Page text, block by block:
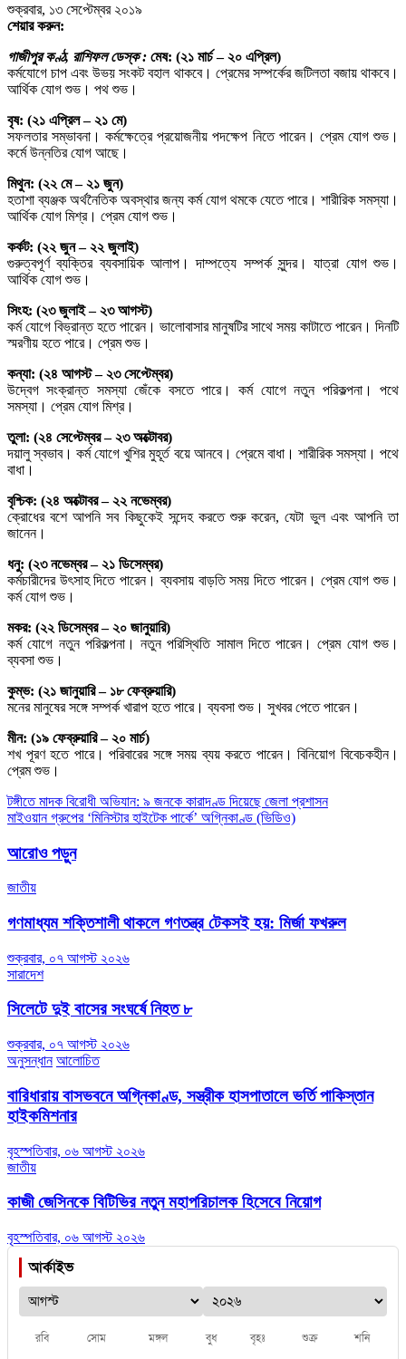
শুক্রবার, ১৩ সেপ্টেম্বর ২০১৯
শেয়ার করুন:
গাজীপুর কণ্ঠ, রাশিফল ডেস্ক : মেষ: (২১ মার্চ – ২০ এপ্রিল)
কর্মযোগে চাপ এবং উভয় সংকট বহাল থাকবে। প্রেমের সম্পর্কের জটিলতা বজায় থাকবে।
আর্থিক যোগ শুভ। পথ শুভ।
বৃষ: (২১ এপ্রিল – ২১ মে)
সফলতার সম্ভাবনা। কর্মক্ষেত্রে প্রয়োজনীয় পদক্ষেপ নিতে পারেন। প্রেম যোগ শুভ।
কর্মে উন্নতির যোগ আছে।
মিথুন: (২২ মে – ২১ জুন)
হতাশা ব্যঞ্জক অর্থনৈতিক অবস্থার জন্য কর্ম যোগ থমকে যেতে পারে। শারীরিক সমস্যা।
আর্থিক যোগ মিশ্র। প্রেম যোগ শুভ।
কর্কট: (২২ জুন – ২২ জুলাই)
গুরুত্বপূর্ণ ব্যক্তির ব্যবসায়িক আলাপ। দাম্পত্যে সম্পর্ক সুন্দর। যাত্রা যোগ শুভ।
আর্থিক যোগ শুভ।
সিংহ: (২৩ জুলাই – ২৩ আগস্ট)
কর্ম যোগে বিভ্রান্ত হতে পারেন। ভালোবাসার মানুষটির সাথে সময় কাটাতে পারেন। দিনটি
স্মরণীয় হতে পারে। প্রেম শুভ।
কন্যা: (২৪ আগস্ট – ২৩ সেপ্টেম্বর)
উদ্বেগ সংক্রান্ত সমস্যা জেঁকে বসতে পারে। কর্ম যোগে নতুন পরিকল্পনা। পথে
সমস্যা। প্রেম যোগ মিশ্র।
তুলা: (২৪ সেপ্টেম্বর – ২৩ অক্টোবর)
দয়ালু স্বভাব। কর্ম যোগে খুশির মুহূর্ত বয়ে আনবে। প্রেমে বাধা। শারীরিক সমস্যা। পথে
বাধা।
বৃশ্চিক: (২৪ অক্টোবর – ২২ নভেম্বর)
ক্রোধের বশে আপনি সব কিছুকেই সন্দেহ করতে শুরু করেন, যেটা ভুল এবং আপনি তা
জানেন।
ধনু: (২৩ নভেম্বর – ২১ ডিসেম্বর)
কর্মচারীদের উৎসাহ দিতে পারেন। ব্যবসায় বাড়তি সময় দিতে পারেন। প্রেম যোগ শুভ।
কর্ম যোগ শুভ।
মকর: (২২ ডিসেম্বর – ২০ জানুয়ারি)
কর্ম যোগে নতুন পরিকল্পনা। নতুন পরিস্থিতি সামাল দিতে পারেন। প্রেম যোগ শুভ।
ব্যবসা শুভ।
কুম্ভ: (২১ জানুয়ারি – ১৮ ফেব্রুয়ারি)
মনের মানুষের সঙ্গে সম্পর্ক খারাপ হতে পারে। ব্যবসা শুভ। সুখবর পেতে পারেন।
মীন: (১৯ ফেব্রুয়ারি – ২০ মার্চ)
শখ পূরণ হতে পারে। পরিবারের সঙ্গে সময় ব্যয় করতে পারেন। বিনিয়োগ বিবেচকহীন।
প্রেম শুভ।
Post
navigation
টঙ্গীতে মাদক বিরোধী অভিযান: ৯ জনকে কারাদণ্ড দিয়েছে জেলা প্রশাসন
মাইওয়ান গ্রুপের ‘মিনিস্টার হাইটেক পার্কে’ অগ্নিকাণ্ড (ভিডিও)
আরোও পড়ুন
জাতীয়
গণমাধ্যম শক্তিশালী থাকলে গণতন্ত্র টেকসই হয়: মির্জা ফখরুল
শুক্রবার, ০৭ আগস্ট ২০২৬
সারাদেশ
সিলেটে দুই বাসের সংঘর্ষে নিহত ৮
শুক্রবার, ০৭ আগস্ট ২০২৬
অনুসন্ধান আলোচিত
বারিধারায় বাসভবনে অগ্নিকাণ্ড, সস্ত্রীক হাসপাতালে ভর্তি পাকিস্তান
হাইকমিশনার
বৃহস্পতিবার, ০৬ আগস্ট ২০২৬
জাতীয়
কাজী জেসিনকে বিটিভির নতুন মহাপরিচালক হিসেবে নিয়োগ
বৃহস্পতিবার, ০৬ আগস্ট ২০২৬
আর্কাইভ
রবি সোম মঙ্গল বুধ বৃহঃ শুক্র শনি